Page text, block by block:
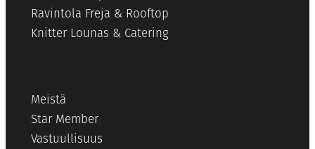
Ravintola Freja & Rooftop
Knitter Lounas & Catering
Meistä
Star Member
Vastuullisuus